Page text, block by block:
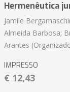
Hermenêutica
Jamile
Almeida Barbosa;
Arantes
IMPRESSO
€ 12,43